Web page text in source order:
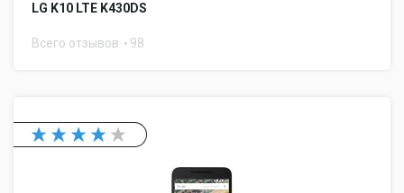
LG K10 LTE K430DS
Всего отзывов 98